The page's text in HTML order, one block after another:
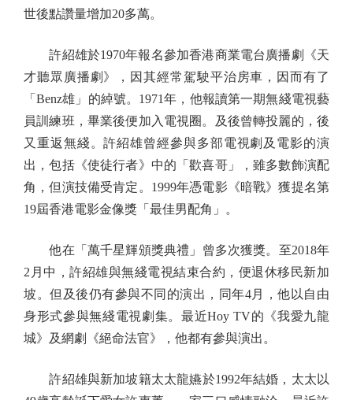
世後點讚量增加20多萬。
許紹雄於1970年報名參加香港商業電台廣播劇《天
才聽眾廣播劇》，因其經常駕駛平治房車，因而有了
「Benz雄」的綽號。1971年，他報讀第一期無綫電視藝
員訓練班，畢業後便加入電視圈。及後曾轉投麗的，後
又重返無綫。許紹雄曾經參與多部電視劇及電影的演
出，包括《使徒行者》中的「歡喜哥」，雖多數飾演配
角，但演技備受肯定。1999年憑電影《暗戰》獲提名第
19屆香港電影金像獎「最佳男配角」。
他在「萬千星輝頒獎典禮」曾多次獲獎。至2018年
2月中，許紹雄與無綫電視結束合約，便退休移民新加
坡。但及後仍有參與不同的演出，同年4月，他以自由
身形式參與無綫電視劇集。最近Hoy TV的《我愛九龍
城》及網劇《絕命法官》，他都有參與演出。
許紹雄與新加坡籍太太龍嬿於1992年結婚，太太以